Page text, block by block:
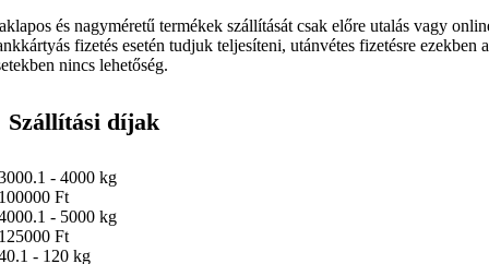
és nagyméretű termékek szállítását csak előre utalás vagy
fizetés esetén tudjuk teljesíteni, utánvétes fizetésre ezekben
nincs lehetőség.
Szállítási díjak
- 4000 kg
Ft
- 5000 kg
Ft
- 120 kg